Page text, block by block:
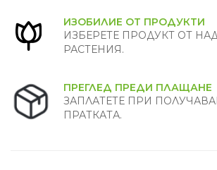
ИЗОБИЛИЕ ОТ ПРОДУКТИ
ИЗБЕРЕТЕ ПРОДУКТ ОТ
РАСТЕНИЯ.
ПРЕГЛЕД ПРЕДИ ПЛАЩАНЕ
ЗАПЛАТЕТЕ ПРИ
ПРАТКАТА.